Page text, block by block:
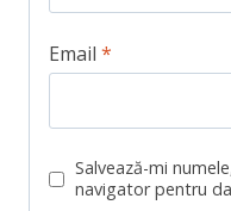
Email *
Salvează-mi
navigator pentru